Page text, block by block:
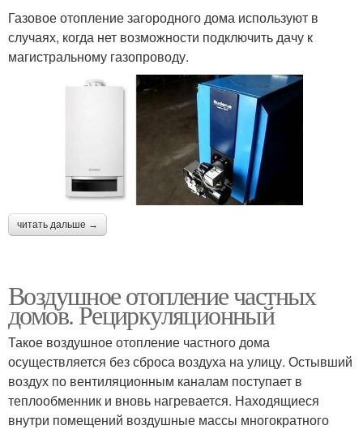
Газовое отопление загородного дома используют в
случаях, когда нет возможности подключить дачу к
магистральному газопроводу.
читать дальше →
Воздушное отопление частных
домов. Рециркуляционный
Такое воздушное отопление частного дома
осуществляется без сброса воздуха на улицу. Остывший
воздух по вентиляционным каналам поступает в
теплообменник и вновь нагревается. Находящиеся
внутри помещений воздушные массы многократного